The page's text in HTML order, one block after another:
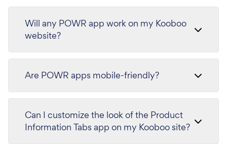
Will any POWR app work on my Kooboo
website?
Are POWR apps mobile-friendly?
Can I customize the look of the Product
Information Tabs app on my Kooboo site?